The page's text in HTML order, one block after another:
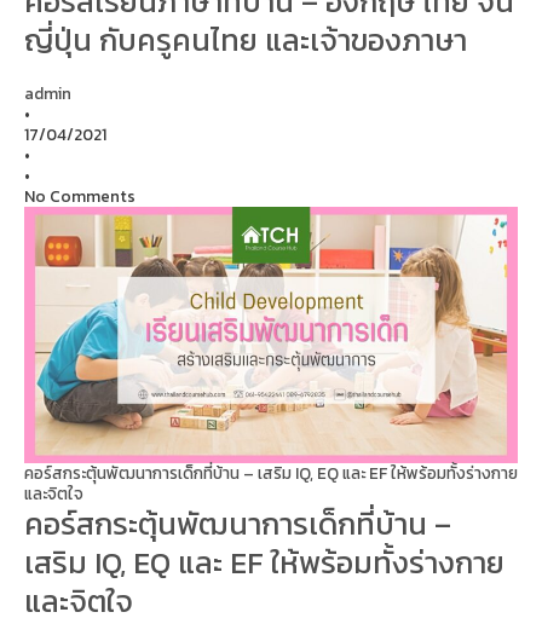
ญี่ปุ่น กับครูคนไทย และเจ้าของภาษา
admin
•
17/04/2021
•
•
No Comments
คอร์สกระตุ้นพัฒนาการเด็กที่บ้าน – เสริม IQ, EQ และ EF ให้พร้อมทั้งร่างกาย
และจิตใจ
คอร์สกระตุ้นพัฒนาการเด็กที่บ้าน –
เสริม IQ, EQ และ EF ให้พร้อมทั้งร่างกาย
และจิตใจ